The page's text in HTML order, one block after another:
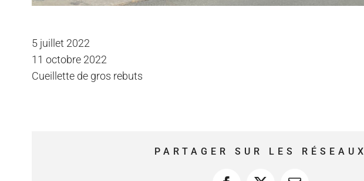
5 juillet 2022
11 octobre 2022
Cueillette de gros rebuts
PARTAGER SUR LES RÉSEAUX